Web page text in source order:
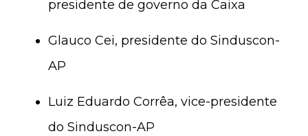
presidente de governo da Caixa
Glauco Cei, presidente do Sinduscon-
AP
Luiz Eduardo Corrêa, vice-presidente
do Sinduscon-AP